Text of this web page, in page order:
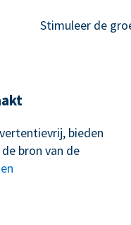
Stimuleer de
bieden
bron van de